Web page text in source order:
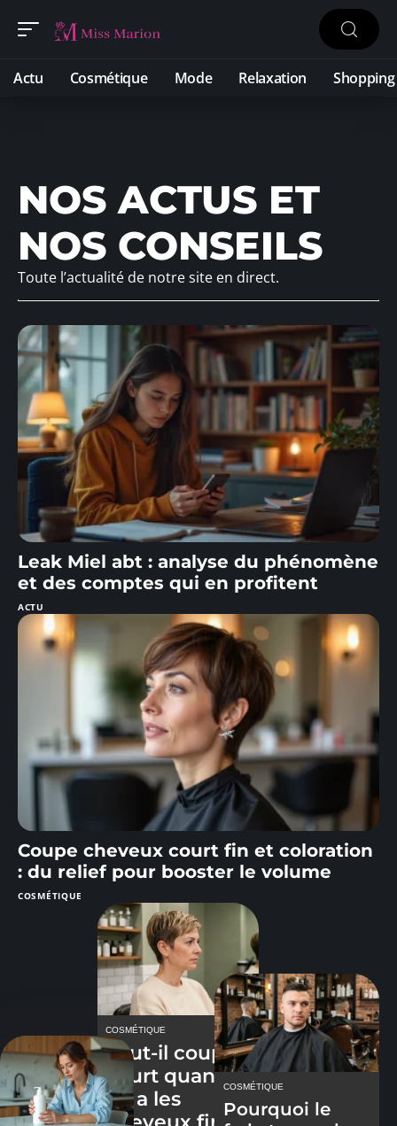
Actu Cosmétique Mode Relaxation Shopping
NOS ACTUS ET
NOS CONSEILS
Toute l’actualité de notre site en direct.
Leak Miel abt : analyse du phénomène
et des comptes qui en profitent
ACTU
Coupe cheveux court fin et coloration
: du relief pour booster le volume
COSMÉTIQUE
COSMÉTIQUE
Faut-il couper
court quand
on a les
COSMÉTIQUE
Pourquoi le